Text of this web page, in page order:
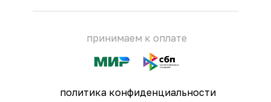
принимаем к оплате
политика конфиденциальности